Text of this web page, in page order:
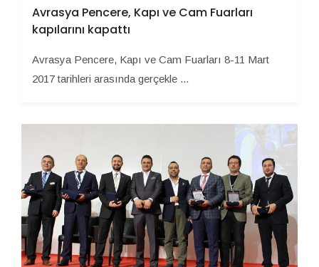
Avrasya Pencere, Kapı ve Cam Fuarları
kapılarını kapattı
Avrasya Pencere, Kapı ve Cam Fuarları 8-11 Mart
2017 tarihleri arasında gerçekle ...